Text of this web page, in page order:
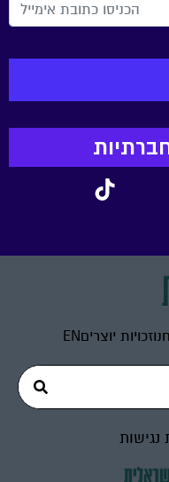
זכויות יוצריםEN